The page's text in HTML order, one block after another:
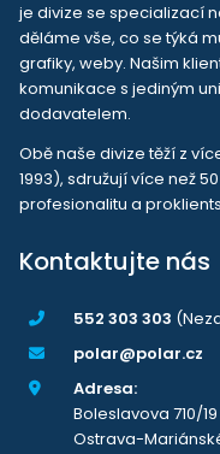
je divize se specializací
děláme vše, co se týká
grafiky, weby. Našim
komunikace s jediným
dodavatelem.
Obě naše divize těží z
1993), sdružují více než
profesionalitu a
Kontaktujte nás
552 303 303
polar@polar.cz
Adresa:
Boleslavova 710/19
Ostrava-